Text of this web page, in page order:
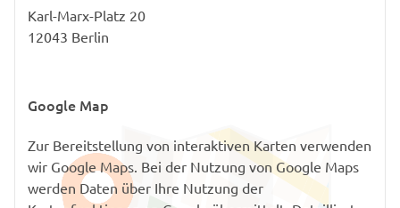
Karl-Marx-Platz 20
12043 Berlin
Google Map
Zur Bereitstellung von interaktiven Karten verwenden
wir Google Maps. Bei der Nutzung von Google Maps
werden Daten über Ihre Nutzung der